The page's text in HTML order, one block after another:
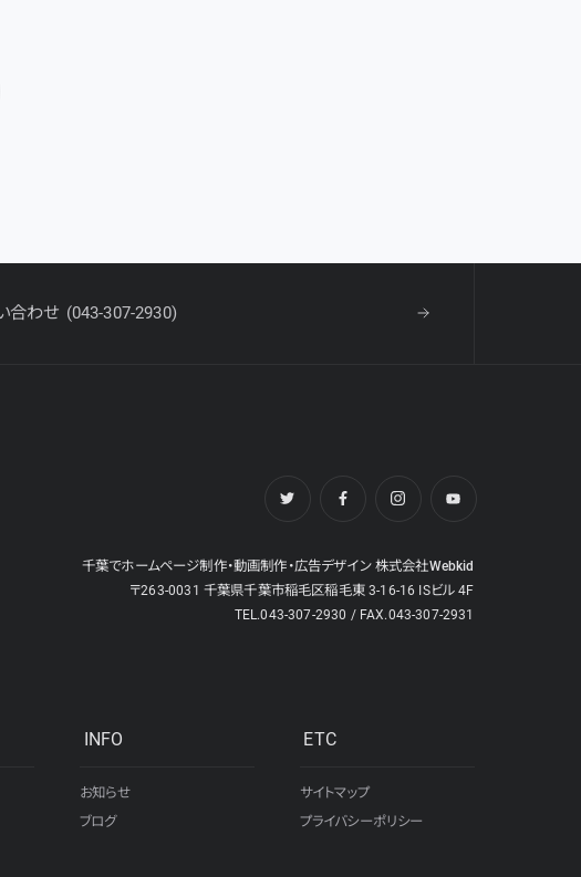
合わせ (043-307-2930)
千葉でホームページ制作・動画制作・広告デザイン 株式会社Webkid
〒263-0031 千葉県千葉市稲毛区稲毛東 3-16-16 ISビル 4F
TEL.043-307-2930 / FAX.043-307-2931
INFO
お知らせ
ブログ
ETC
サイトマップ
プライバシーポリシー